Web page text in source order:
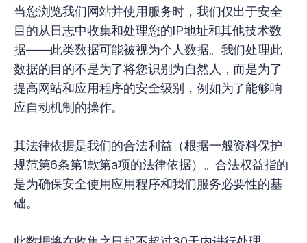
当您浏览我们网站并使用服务时，我们仅出于安全
目的从日志中收集和处理您的IP地址和其他技术数
据——此类数据可能被视为个人数据。我们处理此
数据的目的不是为了将您识别为自然人，而是为了
提高网站和应用程序的安全级别，例如为了能够响
应自动机制的操作。
其法律依据是我们的合法利益（根据一般资料保护
规范第6条第1款第a项的法律依据）。合法权益指的
是为确保安全使用应用程序和我们服务必要性的基
础。